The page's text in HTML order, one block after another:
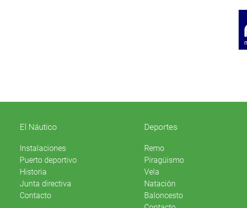
El Náutico
Instalaciones
Puerto deportivo
Historia
Junta directiva
Contacto
Deportes
Remo
Piragüismo
Vela
Natación
Baloncesto